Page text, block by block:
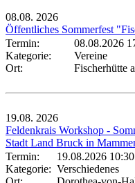
08.08. 2026
Öffentliches Sommerfest
Termin:
08.08.2026
Kategorie:
Vereine
Ort:
Fischerhütte
19.08. 2026
Feldenkrais Workshop -
Stadt Land Bruck in
Termin:
19.08.2026
Kategorie: Verschiedenes